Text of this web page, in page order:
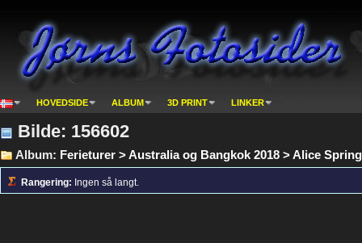
HOVEDSIDE ALBUM 3D PRINT LINKER
Bilde: 156602
Album: Ferieturer > Australia og Bangkok 2018 > Alice
Rangering: Ingen så langt.